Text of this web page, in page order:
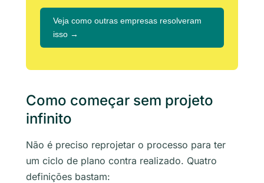
Veja como outras empresas resolveram
isso →
Como começar sem projeto
infinito
Não é preciso reprojetar o processo para ter
um ciclo de plano contra realizado. Quatro
definições bastam: